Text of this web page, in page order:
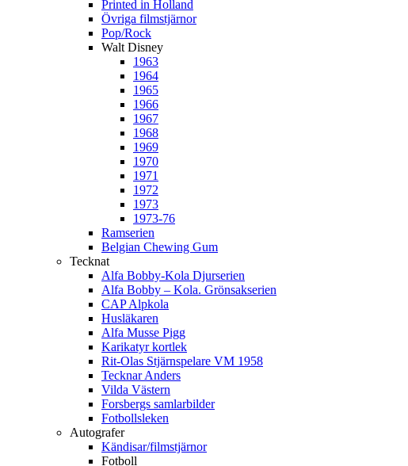
Printed in Holland
Övriga filmstjärnor
Pop/Rock
Walt Disney
1963
1964
1965
1966
1967
1968
1969
1970
1971
1972
1973
1973-76
Ramserien
Belgian Chewing Gum
Tecknat
Alfa Bobby-Kola Djurserien
Alfa Bobby – Kola. Grönsakserien
CAP Alpkola
Husläkaren
Alfa Musse Pigg
Karikatyr kortlek
Rit-Olas Stjärnspelare VM 1958
Tecknar Anders
Vilda Västern
Forsbergs samlarbilder
Fotbollsleken
Autografer
Kändisar/filmstjärnor
Fotboll